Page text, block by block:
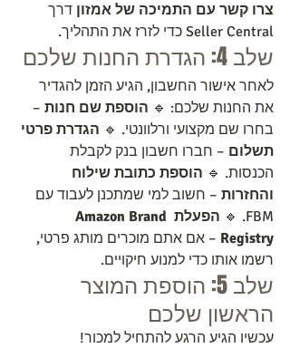
צרו קשר עם התמיכה של אמזון דרך
Seller Central כדי לזרז את התהליך.
שלב 4: הגדרת החנות שלכם
לאחר אישור החשבון, הגיע הזמן להגדיר
את החנות שלכם: 🔹 הוספת שם חנות –
בחרו שם מקצועי ורלוונטי. 🔹 הגדרת פרטי
תשלום – חברו חשבון בנק לקבלת
הכנסות. 🔹 הוספת כתובת שילוח
והחזרות – חשוב למי שמתכנן לעבוד עם
FBM. 🔹
הפעלת Amazon Brand
Registry – אם אתם מוכרים מותג פרטי,
רשמו אותו כדי למנוע חיקויים.
שלב 5: הוספת המוצר
הראשון שלכם
עכשיו הגיע הרגע להתחיל למכור!